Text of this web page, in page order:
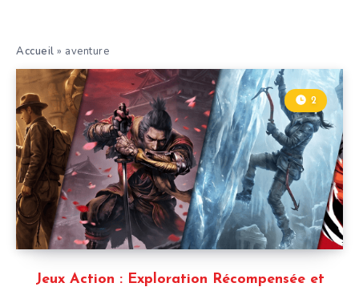
Accueil » aventure
Jeux Action : Exploration Récompensée et
2